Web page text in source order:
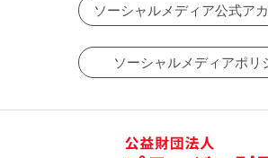
ソーシャルメディア公式ア
ソーシャルメディアポリ